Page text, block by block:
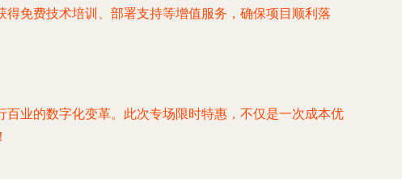
免费技术培训、部署支持等增值服务，确保项目顺利落
业的数字化变革。此次专场限时特惠，不仅是一次成本优